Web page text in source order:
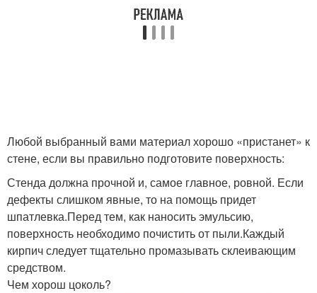
Любой выбранный вами материал хорошо «пристанет» к
стене, если вы правильно подготовите поверхность:
Стенда должна прочной и, самое главное, ровной. Если
дефекты слишком явные, то на помощь придет
шпатлевка.Перед тем, как наносить эмульсию,
поверхность необходимо почистить от пыли.Каждый
кирпич следует тщательно промазывать склеивающим
средством.
Чем хорош цоколь?